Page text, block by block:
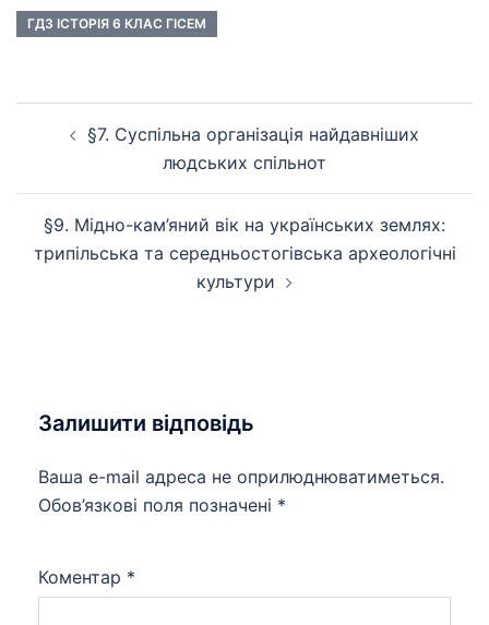
ГДЗ ІСТОРІЯ 6 КЛАС ГІСЕМ
§7. Суспільна організація найдавніших
людських спільнот
§9. Мідно-кам’яний вік на українських землях:
трипільська та середньостогівська археологічні
культури
Залишити відповідь
Ваша e-mail адреса не оприлюднюватиметься.
Обов’язкові поля позначені *
Коментар *